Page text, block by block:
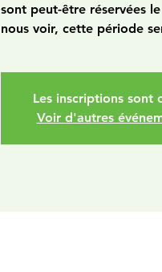
sont peut-être réservées
nous voir, cette période
Les inscriptions sont
Voir d'autres